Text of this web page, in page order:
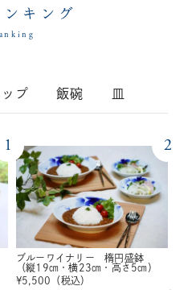
キング
プ 飯碗 皿
1 2
ブルーワイナリー 楕円盛鉢
（縦19㎝・横23㎝・高さ5㎝）
¥5,500 （税込）